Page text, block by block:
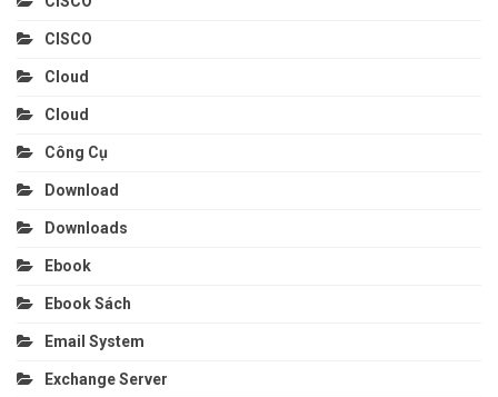
CISCO
Cloud
Cloud
Công Cụ
Download
Downloads
Ebook
Ebook Sách
Email System
Exchange Server